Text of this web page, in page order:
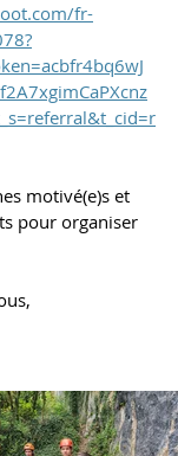
fr-
motivé(e)s et
pour organiser